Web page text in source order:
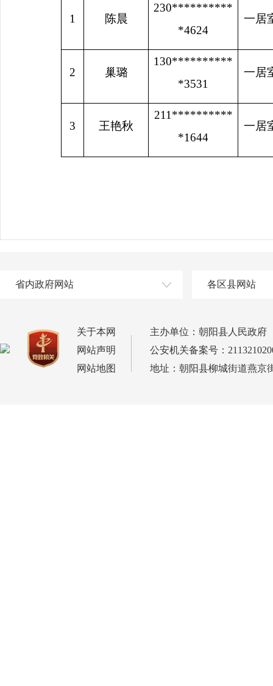
1 陈晨
230**********
*4624
一居
2 巢璐
130**********
*3531
一居
3 王艳秋
211**********
*1644
一居
省内政府网站 各区县网站
关于本网
网站声明
网站地图
主办单位：朝阳县人民政府
公安机关备案号：
地址：朝阳县柳城街道燕京